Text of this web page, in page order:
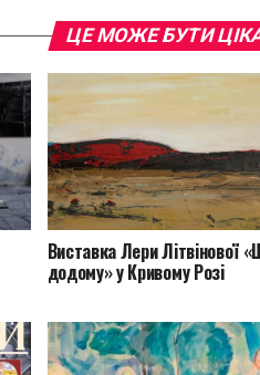
ЦЕ МОЖЕ БУТИ
Виставка Лери Літвінової
додому» у Кривому Розі